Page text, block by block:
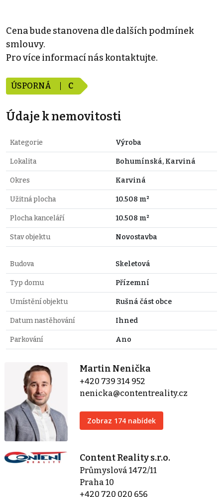
Cena bude stanovena dle dalších podmínek
smlouvy.
Pro více informací nás kontaktujte.
ÚSPORNÁ C
Údaje k nemovitosti
Kategorie Výroba
Lokalita Bohumínská, Karviná
Okres Karviná
Užitná plocha 10.508 m²
Plocha kanceláří 10.508 m²
Stav objektu Novostavba
Budova Skeletová
Typ domu Přízemní
Umístění objektu Rušná část obce
Datum nastěhování Ihned
Parkování Ano
Martin Nenička
+420 739 314 952
nenicka@contentreality.cz
Zobraz 174 nabídek
Content Reality s.r.o.
Průmyslová 1472/11
Praha 10
+420 720 020 656